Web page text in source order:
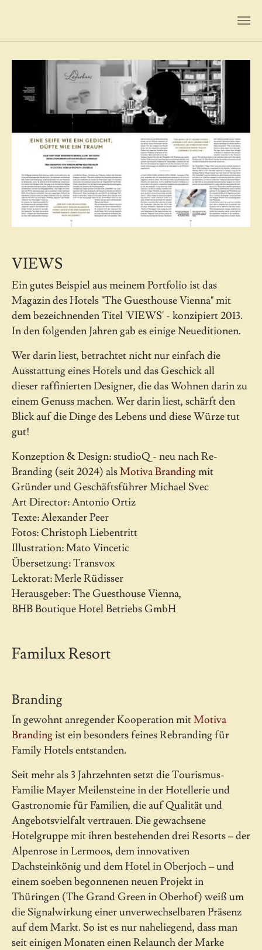
VIEWS
Ein gutes Beispiel aus meinem Portfolio ist das
Magazin des Hotels "The Guesthouse Vienna" mit
dem bezeichnenden Titel 'VIEWS' - konzipiert 2013.
In den folgenden Jahren gab es einige Neueditionen.
Wer darin liest, betrachtet nicht nur einfach die
Ausstattung eines Hotels und das Geschick all
dieser raffinierten Designer, die das Wohnen darin zu
einem Genuss machen. Wer darin liest, schärft den
Blick auf die Dinge des Lebens und diese Würze tut
gut!
Konzeption & Design: studioQ - neu nach Re-
Branding (seit 2024) alsMotiva Brandingmit
Gründer und Geschäftsführer Michael Svec
Art Director: Antonio Ortiz
Texte: Alexander Peer
Fotos: Christoph Liebentritt
Illustration: Mato Vincetic
Übersetzung: Transvox
Lektorat: Merle Rüdisser
Herausgeber: The Guesthouse Vienna,
BHB Boutique Hotel Betriebs GmbH
Familux Resort
Branding
In gewohnt anregender Kooperation mitMotiva
Brandingist ein besonders feines Rebranding für
Family Hotels entstanden.
Seit mehr als 3 Jahrzehnten setzt die Tourismus-
Familie Mayer Meilensteine in der Hotellerie und
Gastronomie für Familien, die auf Qualität und
Angebotsvielfalt vertrauen. Die gewachsene
Hotelgruppe mit ihren bestehenden drei Resorts – der
Alpenrose in Lermoos, dem innovativen
Dachsteinkönig und dem Hotel in Oberjoch – und
einem soeben begonnenen neuen Projekt in
Thüringen (The Grand Green in Oberhof) weiß um
die Signalwirkung einer unverwechselbaren Präsenz
auf dem Markt. So ist es nur naheliegend, dass man
seit einigen Monaten einen Relaunch der Marke